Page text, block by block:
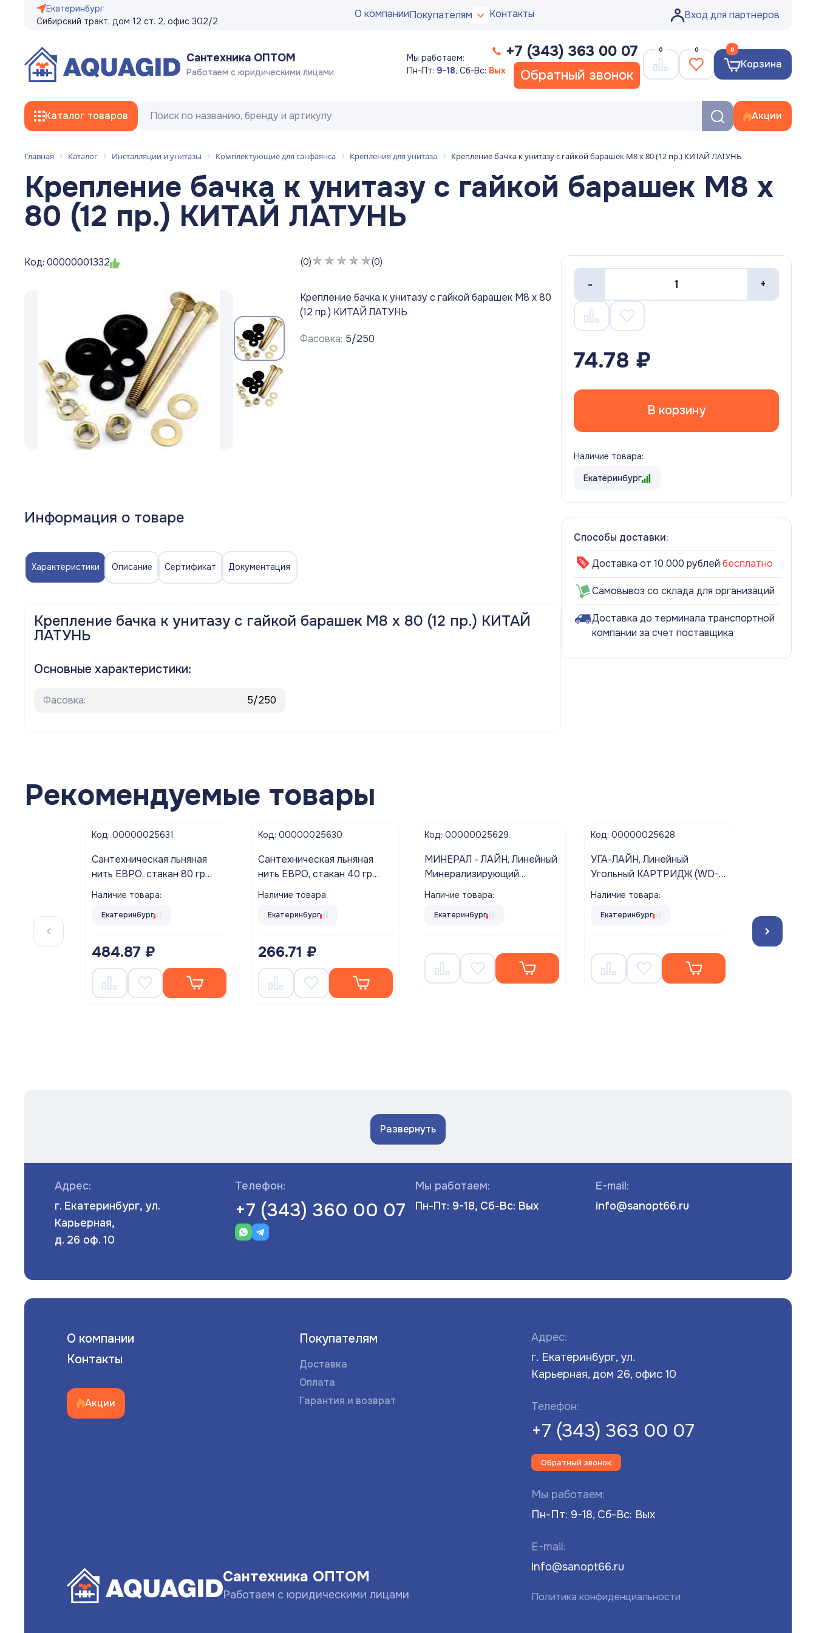
Екатеринбург
Сибирский тракт, дом 12 ст. 2, офис 302/2
О компанииПокупателям Контакты Вход для партнеров
Сантехника ОПТОМ
Работаем с юридическими лицами
Мы работаем:
Пн-Пт: 9-18, Сб-Вс: Вых
+7 (343) 363 00 07
Обратный звонок
0 0
Корзина
0
Каталог товаров
Трубы
Фитинги
шланги
Запорная арматура
Насосное Оборудование
Канализационное оборудование
Водосмывная арматура
Водоподготовка
Контрольно-измерительные приборы
Полотенцесушители
Система отопления
Теплоизоляция
Товары для Ванной комнаты и туалета
Акции
Главная Каталог Инсталляции и унитазы Комплектующие для санфаянса Крепления для унитаза Крепление бачка к унитазу с гайкой барашек М8 х 80 (12 пр.) КИТАЙ ЛАТУНЬ
Крепление бачка к унитазу с гайкой барашек М8 х
80 (12 пр.) КИТАЙ ЛАТУНЬ
Код: 00000001332 (0) (0)
Крепление бачка к унитазу с гайкой барашек М8 х 80
(12 пр.) КИТАЙ ЛАТУНЬ
Фасовка: 5/250
Информация о товаре
Характеристики Описание Сертификат Документация
Крепление бачка к унитазу с гайкой барашек М8 х 80 (12 пр.) КИТАЙ
ЛАТУНЬ
Основные характеристики:
Фасовка: 5/250
- +
74.78 ₽
В корзину
Наличие товара:
Екатеринбург
Способы доставки:
Доставка от 10 000 рублей бесплатно
Самовывоз со склада для организаций
Доставка до терминала транспортной
компании за счет поставщика
Рекомендуемые товары
Код: 00000025631
Cантехническая льняная
нить ЕВРО, стакан 80 гр
Aquaflax nano
Наличие товара:
Екатеринбург
484.87 ₽
Код: 00000025630
Cантехническая льняная
нить ЕВРО, стакан 40 гр
Aquaflax nano
Наличие товара:
Екатеринбург
266.71 ₽
Код: 00000025629
МИНЕРАЛ - ЛАЙН, Линейный
Минерализирующий
КАРТРИДЖ (WD-2586CY-Q)
Наличие товара:
Екатеринбург
Код: 00000025628
УГА-ЛАЙН, Линейный
Угольный КАРТРИДЖ (WD-
2586C-Q-RU-6) пост-
фильтр АКВАБРАЙТ для
сорбционной очистки воды,
Наличие товара:
Екатеринбург
5
Развернуть
Адрес:
г. Екатеринбург, ул.
Карьерная,
д. 26 оф. 10
Телефон:
+7 (343) 360 00 07
Мы работаем:
Пн-Пт: 9-18, Сб-Вс: Вых
E-mail:
info@sanopt66.ru
Сантехника ОПТОМ
Работаем с юридическими лицами
О компании
Контакты
Акции
Покупателям
Доставка
Оплата
Гарантия и возврат
Адрес:
г. Екатеринбург, ул.
Карьерная, дом 26, офис 10
Телефон:
+7 (343) 363 00 07
Обратный звонок
Мы работаем:
Пн-Пт: 9-18, Сб-Вс: Вых
E-mail:
info@sanopt66.ru
Политика конфиденциальности